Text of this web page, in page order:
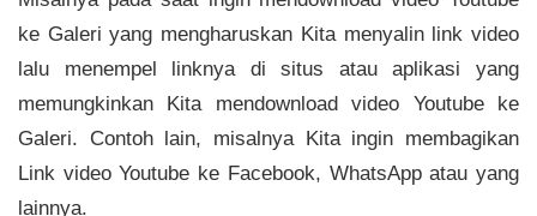
ke Galeri yang mengharuskan Kita menyalin link video
lalu menempel linknya di situs atau aplikasi yang
memungkinkan Kita mendownload video Youtube ke
Galeri. Contoh lain, misalnya Kita ingin membagikan
Link video Youtube ke Facebook, WhatsApp atau yang
lainnya.